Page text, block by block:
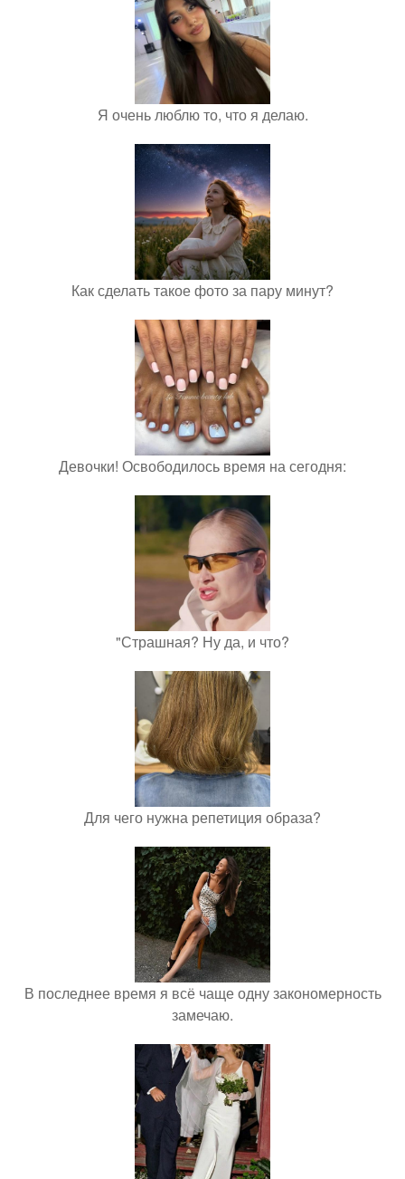
Я очень люблю то, что я делаю.
Как сделать такое фото за пару минут?
Девочки! Освободилось время на сегодня:
"Страшная? Ну да, и что?
Для чего нужна репетиция образа?
В последнее время я всё чаще одну закономерность
замечаю.